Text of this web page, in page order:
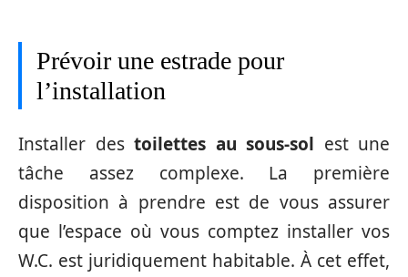
Prévoir une estrade pour
l’installation
Installer des toilettes au sous-sol est une
tâche assez complexe. La première
disposition à prendre est de vous assurer
que l’espace où vous comptez installer vos
W.C. est juridiquement habitable. À cet effet,